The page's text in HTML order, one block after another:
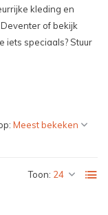
kleding en
of bekijk
iets speciaals? Stuur
Toon: